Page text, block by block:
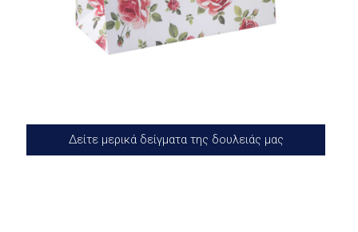
Δείτε μερικά δείγματα της δουλειάς μας